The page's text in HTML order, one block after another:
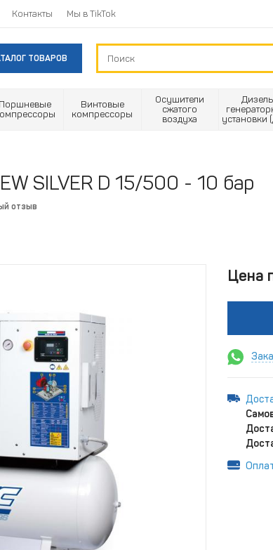
Контакты Мы в TikTok
ТОВАРОВ
Поршневые
Винтовые
компрессоры
Осушители
сжатого
воздуха
Дизель
установки
SILVER D 15/500 - 10 бар
отзыв
Цена